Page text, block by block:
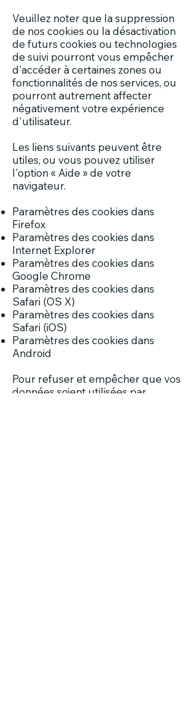
Veuillez noter que la suppression
de nos cookies ou la désactivation
de futurs cookies ou technologies
de suivi pourront vous empêcher
d'accéder à certaines zones ou
fonctionnalités de nos services, ou
pourront autrement affecter
négativement votre expérience
d'utilisateur.
Les liens suivants peuvent être
utiles, ou vous pouvez utiliser
l'option « Aide » de votre
navigateur.
Paramètres des cookies dans
Firefox
Paramètres des cookies dans
Internet Explorer
Paramètres des cookies dans
Google Chrome
Paramètres des cookies dans
Safari (OS X)
Paramètres des cookies dans
Safari (iOS)
Paramètres des cookies dans
Android
Pour refuser et empêcher que vos
données soient utilisées par